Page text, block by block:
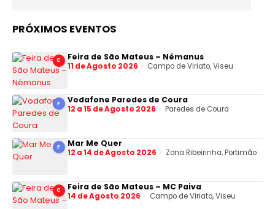
PRÓXIMOS EVENTOS
C Feira de São Mateus – Némanus
11 de Agosto 2026 Campo de Viriato, Viseu
F Vodafone Paredes de Coura
12 a 15 de Agosto 2026 Paredes de Coura
F Mar Me Quer
12 a 14 de Agosto 2026 Zona Ribeirinha, Portimão
C Feira de São Mateus – MC Paiva
14 de Agosto 2026 Campo de Viriato, Viseu